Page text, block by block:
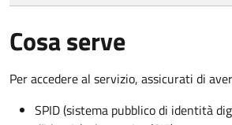
Cosa serve
Per accedere al servizio, assicurati di
SPID (sistema pubblico di identità